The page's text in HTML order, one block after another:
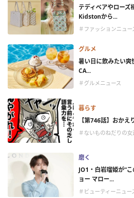
テディベアやロー
Kidstonから...
＃ファッションニュー
グルメ
暑い日に飲みたい爽
CA...
＃グルメニュース
暮らす
【第746話】おかえ
＃ないものねだりの女
磨く
JO1・白岩瑠姫が“
ョー マロー...
＃ビューティーニュー